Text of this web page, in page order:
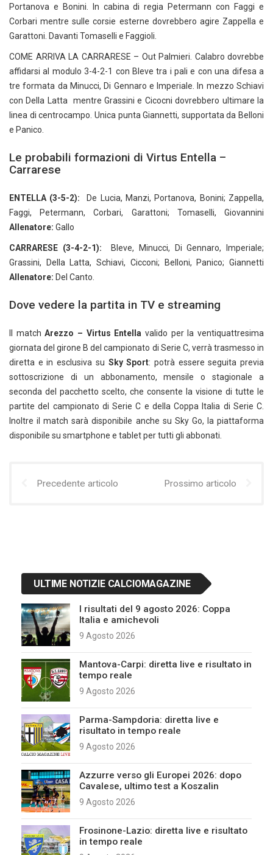
Portanova e Bonini. In cabina di regia Petermann con Faggi e
Corbari mentre sulle corsie esterne dovrebbero agire Zappella e
Garattoni. Davanti Tomaselli e Faggioli.
COME ARRIVA LA CARRARESE – Out Palmieri. Calabro dovrebbe
affidarsi al modulo 3-4-2-1 con Bleve tra i pali e con una difesa a
tre formata da Minucci, Di Gennaro e Imperiale. In mezzo Schiavi
con Della Latta mentre Grassini e Cicocni dovrebbero ultimare la
linea di centrocampo. Unica punta Giannetti, supportata da Belloni
e Panico.
Le probabili formazioni di Virtus Entella –
Carrarese
ENTELLA (3-5-2):
De Lucia, Manzi, Portanova, Bonini; Zappella,
Faggi, Petermann, Corbari, Garattoni; Tomaselli, Giovannini
Allenatore: Gallo
CARRARESE (3-4-2-1):
Bleve, Minucci, Di Gennaro, Imperiale;
Grassini, Della Latta, Schiavi, Cicconi; Belloni, Panico; Giannetti
Allenatore: Del Canto.
Dove vedere la partita in TV e streaming
Il matchArezzo – Virtus Entellavalido per la ventiquattresima
giornata del girone B del campionato di Serie C, verrà trasmesso in
diretta e in esclusiva su Sky Sport: potrà essere seguita previa
sottoscrizione di un abbonamento, mensile o stagionale a
seconda del pacchetto scelto, che consente la visione di tutte le
partite del campionato di Serie C e della Coppa Italia di Serie C.
Inoltre il match sarà disponibile anche su Sky Go, la piattaforma
disponibile su smartphone e tablet per tutti gli abbonati.
Precedente articolo Prossimo articolo
ULTIME NOTIZIE CALCIOMAGAZINE
I risultati del 9 agosto 2026: Coppa
Italia e amichevoli
9 Agosto 2026
Mantova-Carpi: diretta live e risultato in
tempo reale
9 Agosto 2026
Parma-Sampdoria: diretta live e
risultato in tempo reale
9 Agosto 2026
Azzurre verso gli Europei 2026: dopo
Cavalese, ultimo test a Koszalin
9 Agosto 2026
Frosinone-Lazio: diretta live e risultato
in tempo reale